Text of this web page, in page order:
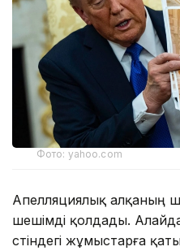
Фото: yahoo.com
Апелляциялық алқаның
шешімді қолдады.
үстіндегі жұмыстарға